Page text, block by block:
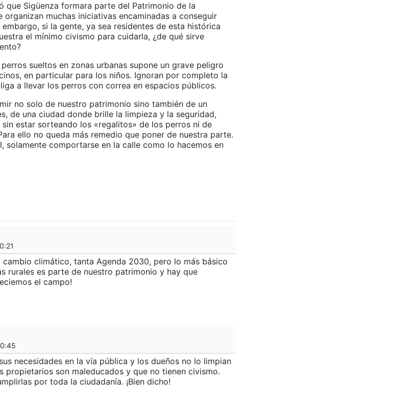
que Sigüenza formara parte del Patrimonio de la
organizan muchas iniciativas encaminadas a conseguir
si la gente, ya sea residentes de esta histórica
el mínimo civismo para cuidarla, ¿de qué sirve
sueltos en zonas urbanas supone un grave peligro
en particular para los niños. Ignoran por completo la
a llevar los perros con correa en espacios públicos.
no solo de nuestro patrimonio sino también de un
de una ciudad donde brille la limpieza y la seguridad,
estar sorteando los «regalitos» de los perros ni de
ello no queda más remedio que poner de nuestra parte.
solamente comportarse en la calle como lo hacemos en
cambio climático, tanta Agenda 2030, pero lo más básico
rurales es parte de nuestro patrimonio y hay que
el campo!
necesidades en la vía pública y los dueños no lo limpian
propietarios son maleducados y que no tienen civismo.
por toda la ciudadanía. ¡Bien dicho!